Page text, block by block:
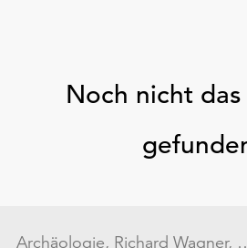
Noch nicht